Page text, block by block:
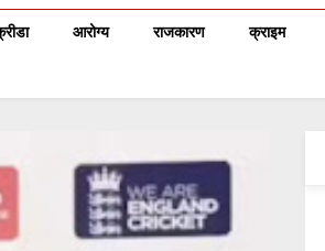
आरोग्य राजकारण क्राइम